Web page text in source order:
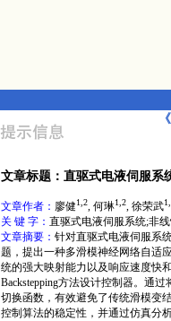
文章标题：直驱式电液伺服系
文章作者： 廖健1,2, 何琳1,2, 徐荣武
关 键 字： 直驱式电液伺服系统;非
文章摘要： 针对直驱式电液伺服系
题，提出一种多滑模神经网络自适
统的强大映射能力以及响应速度快
Backstepping方法设计控制器。通
切换函数，有效避免了传统滑模变
控制算法的稳定性，并通过仿真分